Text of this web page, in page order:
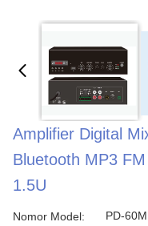
Amplifier Digital
Bluetooth MP3
1.5U
Nomor Model: PD-